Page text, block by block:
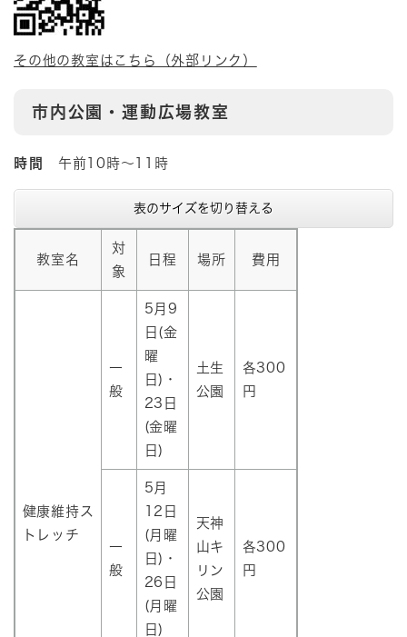
その他の教室はこちら（外部リンク）
市内公園・運動広場教室
時間 午前10時～11時
表のサイズを切り替える
教室名
対
象
日程 場所 費用
健康維持ス
トレッチ
一
般
5月9
日(金
曜
日)・
23日
(金曜
日)
土生
公園
各300
円
一
般
5月
12日
(月曜
日)・
26日
(月曜
日)
天神
山キ
リン
公園
各300
円